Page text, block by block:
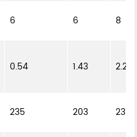
6 6 8
0.54 1.43 2.28
235 203 231